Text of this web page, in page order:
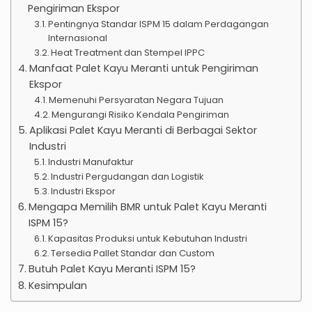
Pengiriman Ekspor
Pentingnya Standar ISPM 15 dalam Perdagangan
Internasional
Heat Treatment dan Stempel IPPC
Manfaat Palet Kayu Meranti untuk Pengiriman
Ekspor
Memenuhi Persyaratan Negara Tujuan
Mengurangi Risiko Kendala Pengiriman
Aplikasi Palet Kayu Meranti di Berbagai Sektor
Industri
Industri Manufaktur
Industri Pergudangan dan Logistik
Industri Ekspor
Mengapa Memilih BMR untuk Palet Kayu Meranti
ISPM 15?
Kapasitas Produksi untuk Kebutuhan Industri
Tersedia Pallet Standar dan Custom
Butuh Palet Kayu Meranti ISPM 15?
Kesimpulan